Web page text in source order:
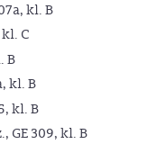
kl. B
kl. C
B
kl. B
kl. B
GE 309, kl. B